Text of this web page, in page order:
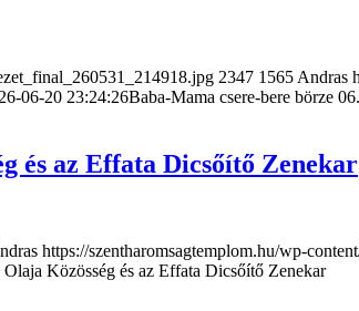
2347 1565 Andras
06-20 23:24:26Baba-Mama csere-bere börze
és az Effata Dicsőítő Zenekar
https://szentharomsagtemplom.hu/wp-
Közösség és az Effata Dicsőítő Zenekar